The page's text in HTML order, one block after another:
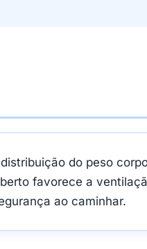
do peso
favorece a
ao caminhar.